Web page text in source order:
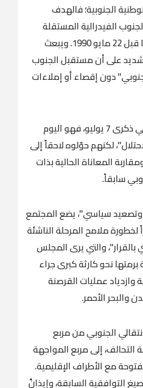
الجنوبية؛ فالهدف
الفيدرالية المستقلة
بكامل حدودها المعترف بها قبل 22 مايو 1990. ويبعث
على أن مستقبل الجنوب
دون إقصاء أو إملاءات
هذه الرسالة تحمل أهمية في ذكرى 7 يوليو، فهو اليوم
لكنهم حوّلوه لاحقاً إلى
المعاناة الحالية بذات
سابقاً.
وتصعيد سياسي"، يضع المجتمع
ملامح المرحلة الناشئة
والتي يرى المجلس
برمتها نحو كارثة كبرى جراء
وازدياد عمليات القرصنة
الأحمر.
الجنوبي من مربع
التحالف، إلى مربع المواجهة
مع الأطراف الإقليمية.
التوافقية السابقة، وإيذانٌ